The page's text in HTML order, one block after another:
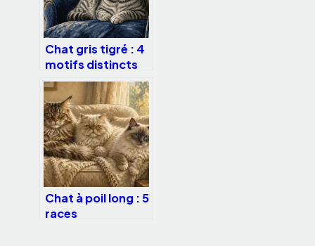
Chat gris tigré : 4
motifs distincts
et les races
idéales pour votre
foyer
Chat à poil long : 5
races